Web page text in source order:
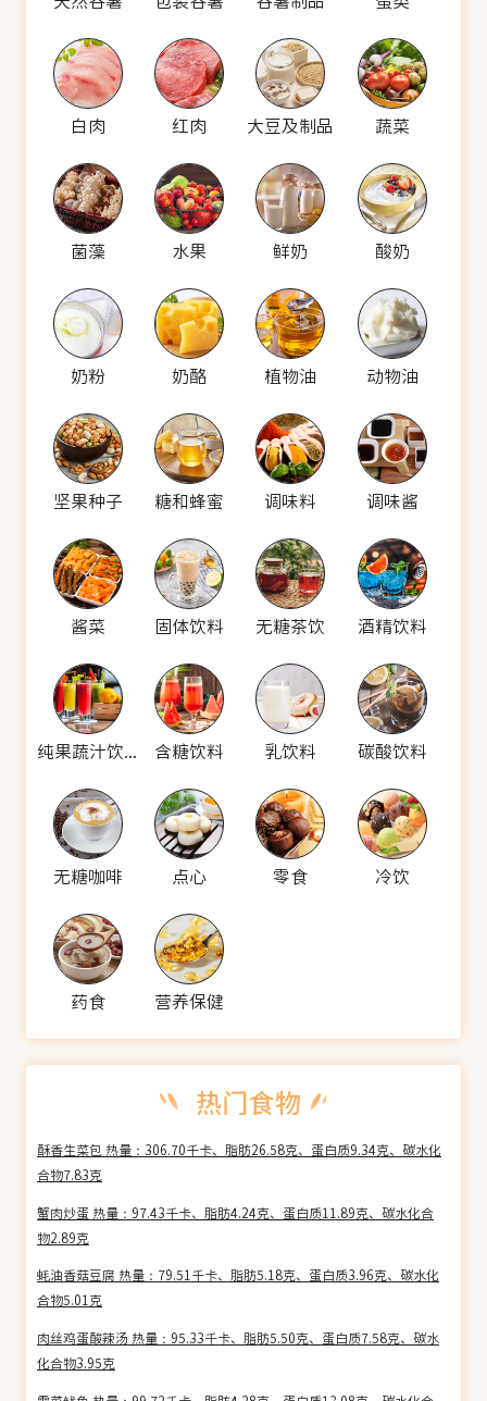
白肉 红肉 大豆及制品 蔬菜
菌藻 水果 鲜奶 酸奶
奶粉 奶酪 植物油 动物油
坚果种子 糖和蜂蜜 调味料 调味酱
酱菜 固体饮料 无糖茶饮 酒精饮料
纯果蔬汁饮料 含糖饮料 乳饮料 碳酸饮料
无糖咖啡 点心 零食 冷饮
药食 营养保健
酥香生菜包 热量：306.70千卡、脂肪26.58克、蛋白质9.34克、碳水化
合物7.83克
蟹肉炒蛋 热量：97.43千卡、脂肪4.24克、蛋白质11.89克、碳水化合
物2.89克
蚝油香菇豆腐 热量：79.51千卡、脂肪5.18克、蛋白质3.96克、碳水化
合物5.01克
肉丝鸡蛋酸辣汤 热量：95.33千卡、脂肪5.50克、蛋白质7.58克、碳水
化合物3.95克